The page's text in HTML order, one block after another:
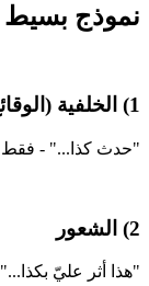
نموذج بسيط من 5
1) الخلفية (الوقائع)
"حدث كذا..." - فقط
2) الشعور
"هذا أثر عليّ